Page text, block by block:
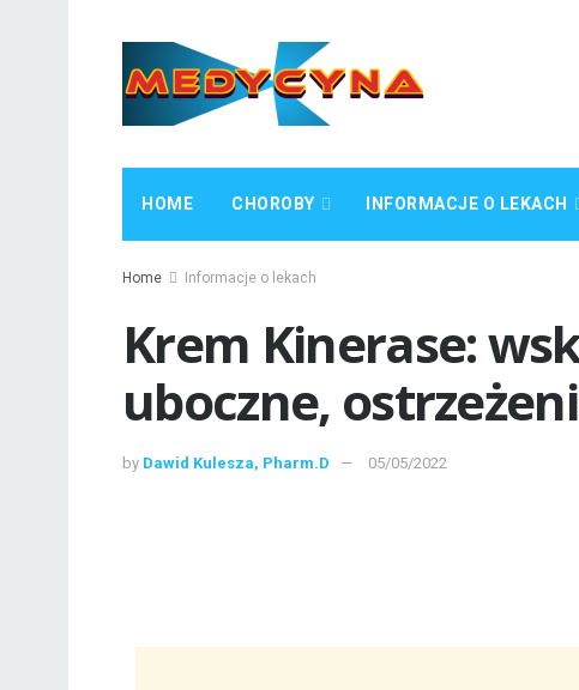
HOME CHOROBY INFORMACJE O LEKACH
Home Informacje o lekach
Krem Kinerase:
uboczne,
by Dawid Kulesza, Pharm.D 05/05/2022